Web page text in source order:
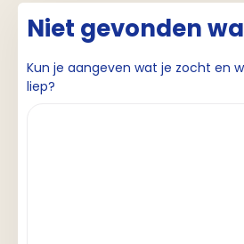
Niet gevonden
Kun je aangeven wat je zocht en
liep?